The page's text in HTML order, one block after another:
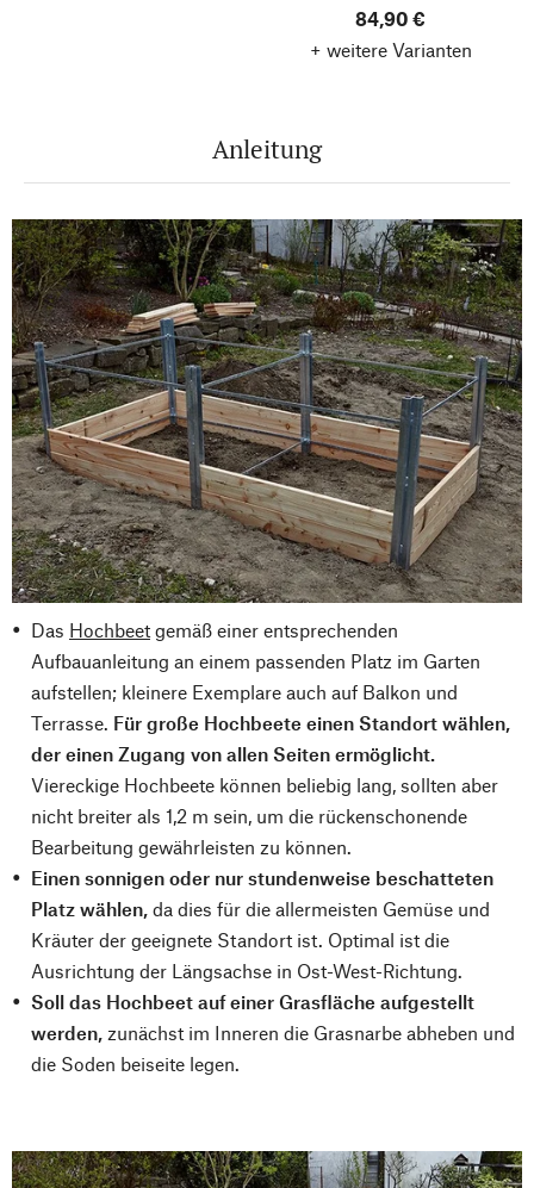
84,90 €
+ weitere Varianten
Anleitung
Das Hochbeet gemäß einer entsprechenden
Aufbauanleitung an einem passenden Platz im Garten
aufstellen; kleinere Exemplare auch auf Balkon und
Terrasse. Für große Hochbeete einen Standort wählen,
der einen Zugang von allen Seiten ermöglicht.
Viereckige Hochbeete können beliebig lang, sollten aber
nicht breiter als 1,2 m sein, um die rückenschonende
Bearbeitung gewährleisten zu können.
Einen sonnigen oder nur stundenweise beschatteten
Platz wählen, da dies für die allermeisten Gemüse und
Kräuter der geeignete Standort ist. Optimal ist die
Ausrichtung der Längsachse in Ost-West-Richtung.
Soll das Hochbeet auf einer Grasfläche aufgestellt
werden, zunächst im Inneren die Grasnarbe abheben und
die Soden beiseite legen.